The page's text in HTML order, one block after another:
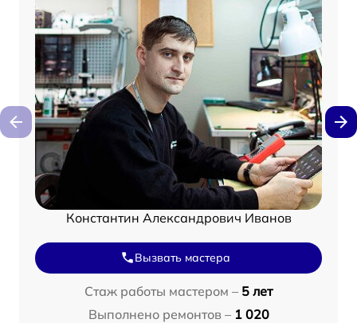
Константин Александрович Иванов
Вызвать мастера
Стаж работы мастером – 5 лет
Выполнено ремонтов – 1 020